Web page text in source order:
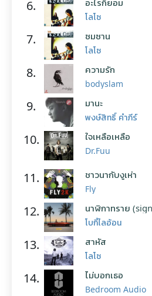
6. อะไรก็ยอม
โลโซ
7. ซมซาน
โลโซ
8. ความรัก
bodyslam
9. มานะ
พงษ์สิทธิ์ คำภีร์
10. ใจเหลือเหลือ
Dr.Fuu
11. ชาวนากับงูเห่า
Fly
12. นาฬิกาทราย
โบกี้ไลอ้อน
13. สาหัส
โลโซ
14. ไม่บอกเธอ
Bedroom Audio